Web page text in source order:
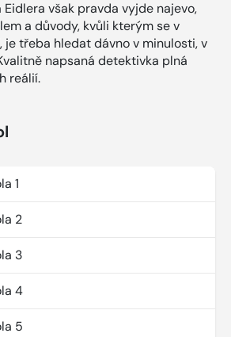
však pravda vyjde najevo,
a důvody, kvůli kterým se v
je třeba hledat dávno v minulosti, v
napsaná detektivka plná
reálií.
1
2
3
4
5